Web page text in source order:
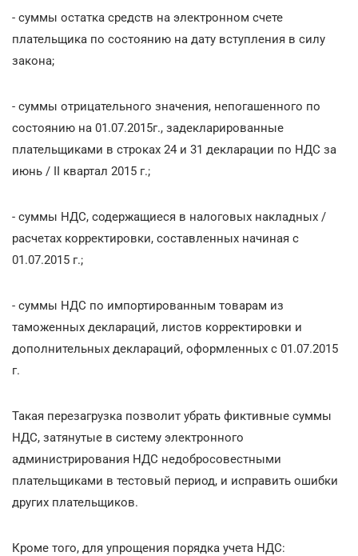
- суммы остатка средств на электронном счете
плательщика по состоянию на дату вступления в силу
закона;
- суммы отрицательного значения, непогашенного по
состоянию на 01.07.2015г., задекларированные
плательщиками в строках 24 и 31 декларации по НДС за
июнь / II квартал 2015 г.;
- суммы НДС, содержащиеся в налоговых накладных /
расчетах корректировки, составленных начиная с
01.07.2015 г.;
- суммы НДС по импортированным товарам из
таможенных деклараций, листов корректировки и
дополнительных деклараций, оформленных с 01.07.2015
г.
Такая перезагрузка позволит убрать фиктивные суммы
НДС, затянутые в систему электронного
администрирования НДС недобросовестными
плательщиками в тестовый период, и исправить ошибки
других плательщиков.
Кроме того, для упрощения порядка учета НДС: